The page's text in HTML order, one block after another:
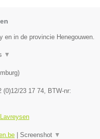
en in de provincie Henegouwen.
▼
)
(0)12/23 17 74, BTW-nr:
Screenshot ▼